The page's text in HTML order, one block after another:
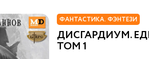
ФАНТАСТИКА. ФЭНТЕЗИ
ДИСГАРДИУМ.
ТОМ 1